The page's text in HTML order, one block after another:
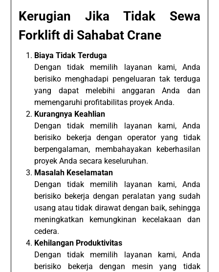
Kerugian Jika Tidak Sewa
Forklift di Sahabat Crane
Biaya Tidak Terduga
Dengan tidak memilih layanan kami, Anda
berisiko menghadapi pengeluaran tak terduga
yang dapat melebihi anggaran Anda dan
memengaruhi profitabilitas proyek Anda.
Kurangnya Keahlian
Dengan tidak memilih layanan kami, Anda
berisiko bekerja dengan operator yang tidak
berpengalaman, membahayakan keberhasilan
proyek Anda secara keseluruhan.
Masalah Keselamatan
Dengan tidak memilih layanan kami, Anda
berisiko bekerja dengan peralatan yang sudah
usang atau tidak dirawat dengan baik, sehingga
meningkatkan kemungkinan kecelakaan dan
cedera.
Kehilangan Produktivitas
Dengan tidak memilih layanan kami, Anda
berisiko bekerja dengan mesin yang tidak